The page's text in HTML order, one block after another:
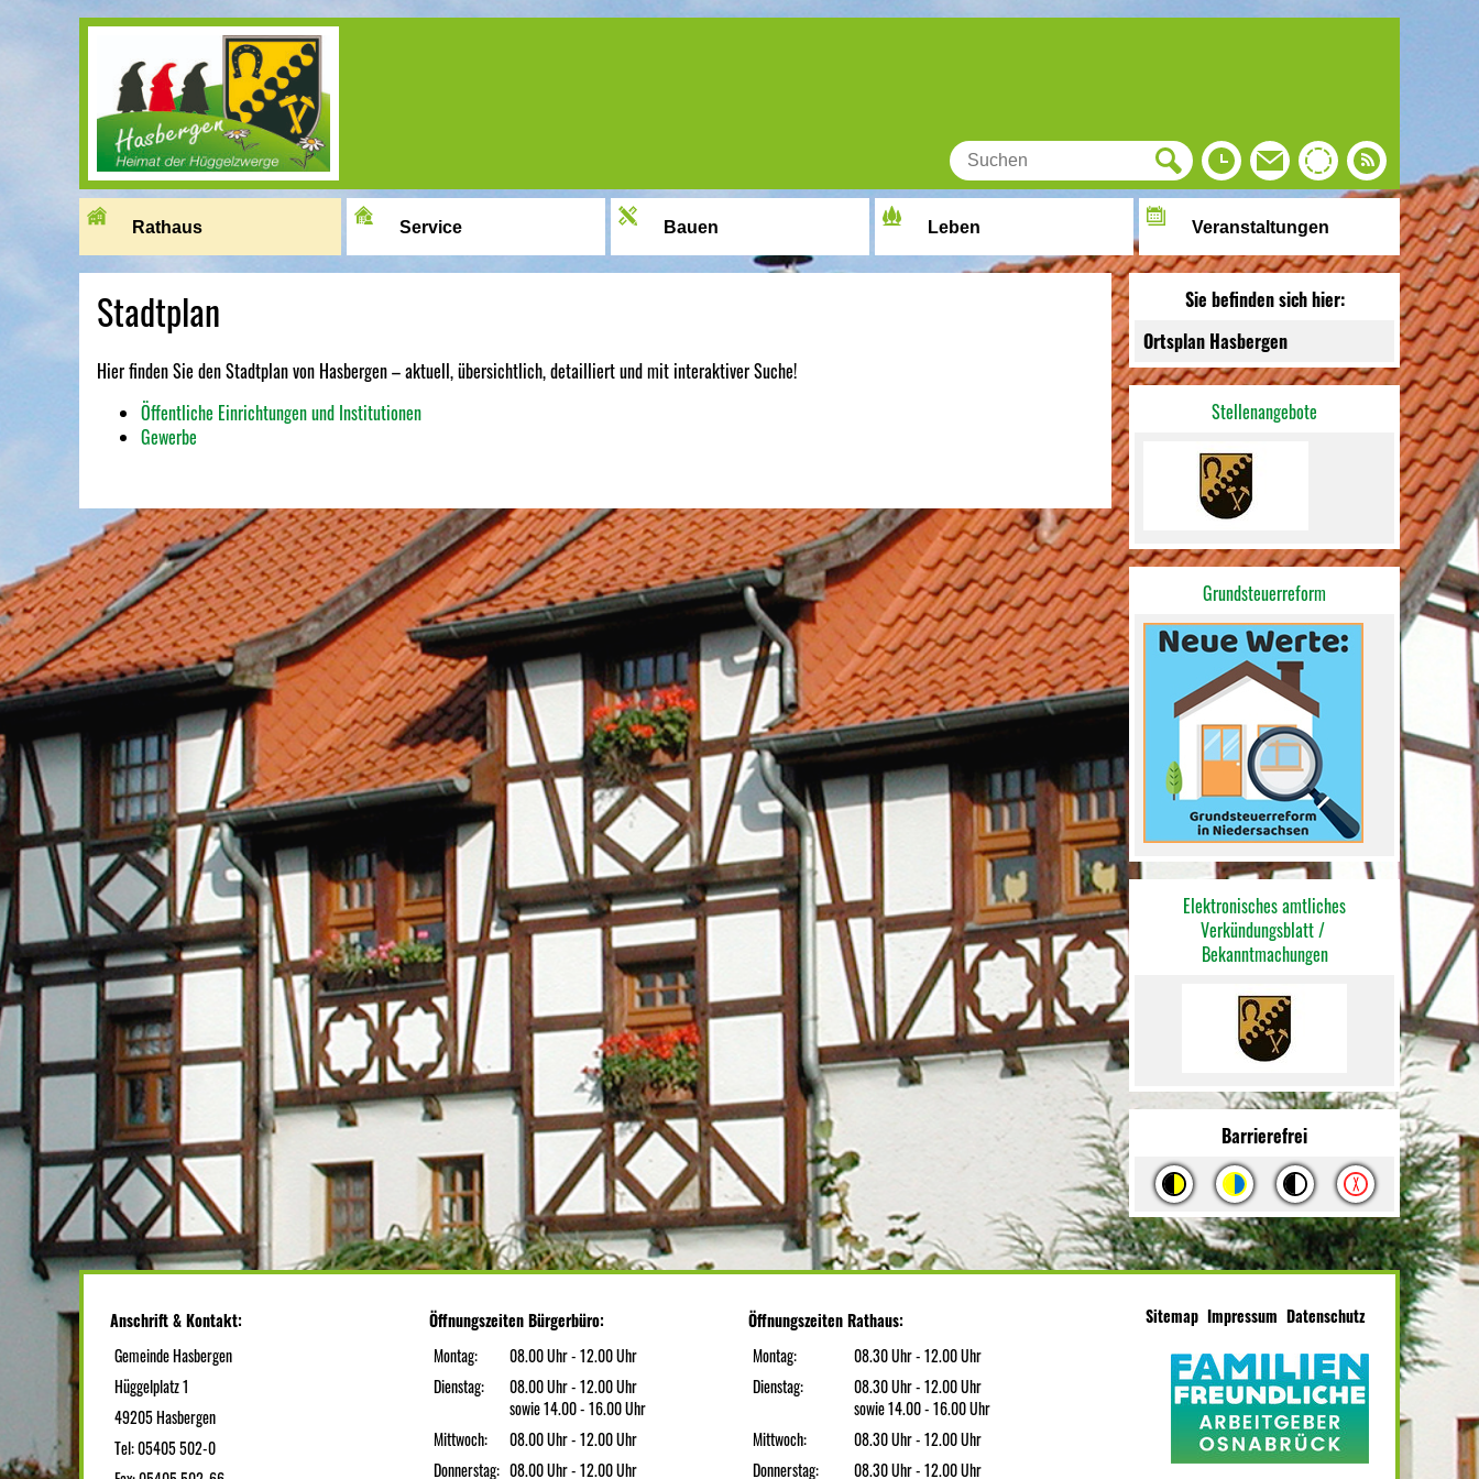
Rathaus Service Bauen Leben Veranstaltungen
Stadtplan
Hier finden Sie den Stadtplan von Hasbergen – aktuell, übersichtlich, detailliert und mit interaktiver Suche!
Öffentliche Einrichtungen und Institutionen
Gewerbe
Sie befinden sich hier:
Ortsplan Hasbergen
Stellenangebote
Grundsteuerreform
Elektronisches amtliches
Verkündungsblatt /
Bekanntmachungen
Barrierefrei
Anschrift & Kontakt:
Gemeinde Hasbergen
Hüggelplatz 1
49205 Hasbergen
Tel: 05405 502-0
Öffnungszeiten Bürgerbüro:
Montag:
08.00 Uhr - 12.00 Uhr
Dienstag:
08.00 Uhr - 12.00 Uhr
sowie 14.00 - 16.00 Uhr
Mittwoch:
08.00 Uhr - 12.00 Uhr
Donnerstag: 08.00 Uhr - 12.00 Uhr
Öffnungszeiten Rathaus:
Montag:
08.30 Uhr - 12.00 Uhr
Dienstag:
08.30 Uhr - 12.00 Uhr
sowie 14.00 - 16.00 Uhr
Mittwoch:
08.30 Uhr - 12.00 Uhr
Donnerstag:
08.30 Uhr - 12.00 Uhr
Sitemap Impressum Datenschutz